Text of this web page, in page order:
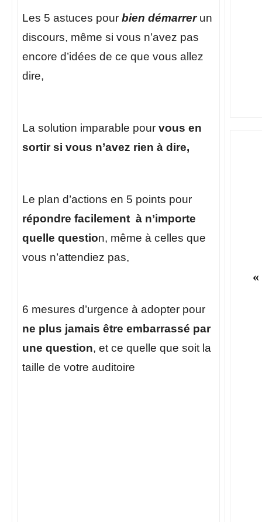
Les 5 astuces pour bien démarrerun
discours, même si vous n’avez pas
encore d’idées de ce que vous allez
dire,
La solution imparable pour vous en
sortir si vous n’avez rien à dire,
Le plan d’actions en 5 points pour
répondre facilement à n’importe
quelle question, même à celles que
vous n’attendiez pas,
6 mesures d’urgence à adopter pour
ne plus jamais être embarrassé par
une question, et ce quelle que soit la
taille de votre auditoire